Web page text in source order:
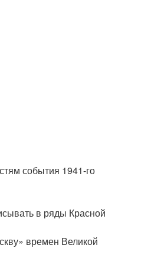
события 1941-го
в ряды Красной
времен Великой